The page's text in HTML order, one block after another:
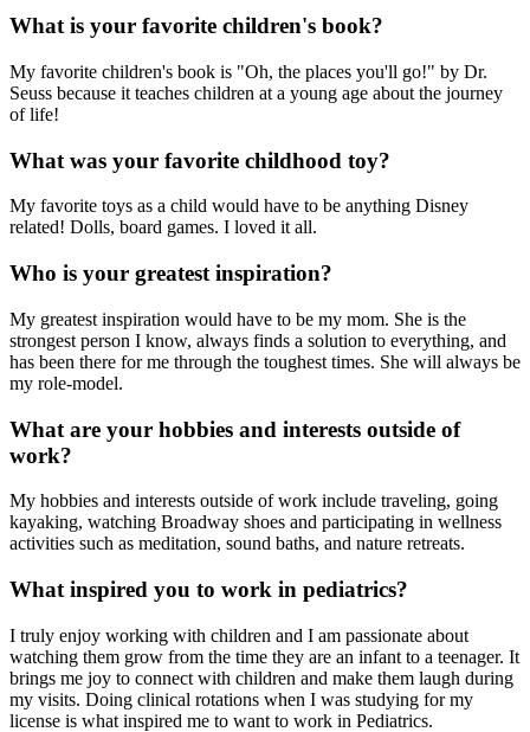
What is your favorite children's book?
My favorite children's book is "Oh, the places you'll go!" by Dr.
Seuss because it teaches children at a young age about the journey
of life!
What was your favorite childhood toy?
My favorite toys as a child would have to be anything Disney
related! Dolls, board games. I loved it all.
Who is your greatest inspiration?
My greatest inspiration would have to be my mom. She is the
strongest person I know, always finds a solution to everything, and
has been there for me through the toughest times. She will always be
my role-model.
What are your hobbies and interests outside of
work?
My hobbies and interests outside of work include traveling, going
kayaking, watching Broadway shoes and participating in wellness
activities such as meditation, sound baths, and nature retreats.
What inspired you to work in pediatrics?
I truly enjoy working with children and I am passionate about
watching them grow from the time they are an infant to a teenager. It
brings me joy to connect with children and make them laugh during
my visits. Doing clinical rotations when I was studying for my
license is what inspired me to want to work in Pediatrics.